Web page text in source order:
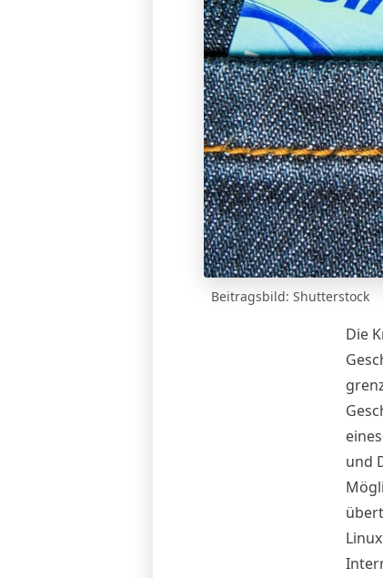
Beitragsbild: Shutterstock
Die
und